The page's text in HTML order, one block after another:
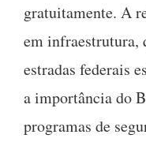
gratuitamente. A
em infraestrutura,
estradas federais
a importância do
programas de